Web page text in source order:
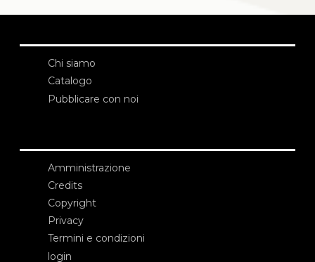
Chi siamo
Catalogo
Pubblicare con noi
Amministrazione
Credits
Copyright
Privacy
Termini e condizioni
login